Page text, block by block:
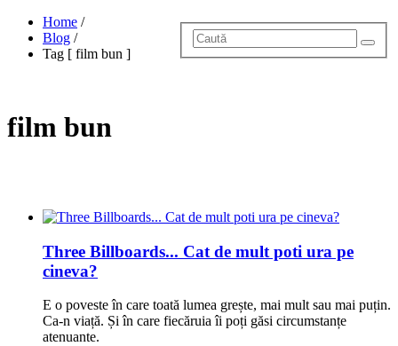
Home /
Blog /
Tag [ film bun ]
film bun
Three Billboards... Cat de mult poti ura pe
cineva?
E o poveste în care toată lumea grește, mai mult sau mai puțin.
Ca-n viață. Și în care fiecăruia îi poți găsi circumstanțe
atenuante.